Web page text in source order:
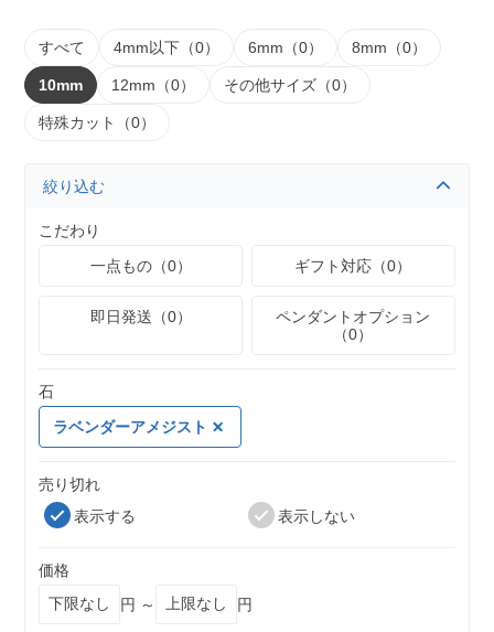
すべて 4mm以下（0） 6mm（0） 8mm（0）
10mm 12mm（0） その他サイズ（0）
特殊カット（0）
絞り込む
こだわり
一点もの（0）
ギフト対応（0）
即日発送（0）
ペンダントオプション
（0）
石
ラベンダーアメジスト
売り切れ
表示する
表示しない
価格
円 ～
円